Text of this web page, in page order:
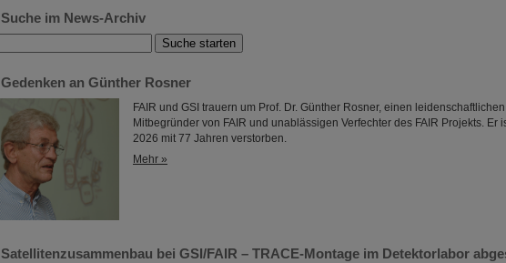
Suche im News-Archiv
Gedenken an Günther Rosner
FAIR und GSI trauern um Prof. Dr. Günther Rosner, einen
Mitbegründer von FAIR und unablässigen Verfechter des FAIR Projekts. Er
2026 mit 77 Jahren verstorben.
Mehr »
Satellitenzusammenbau bei GSI/FAIR – TRACE-Montage im Detektorlabor